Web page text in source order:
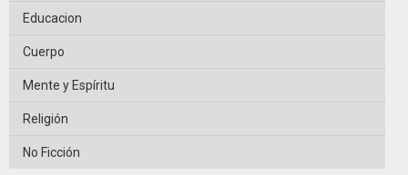
Educacion
Cuerpo
Mente y Espíritu
Religión
No Ficción